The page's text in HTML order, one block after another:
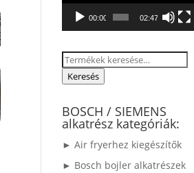
00:00 02:47
Keresés
Keresés
BOSCH / SIEMENS
alkatrész kategóriák:
► Air fryerhez kiegészítők
► Bosch bojler alkatrészek